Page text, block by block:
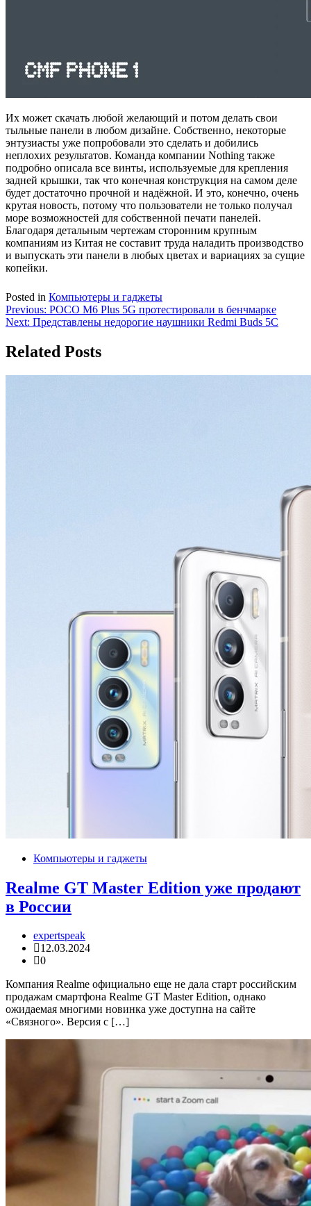
Их может скачать любой желающий и потом делать свои
тыльные панели в любом дизайне. Собственно, некоторые
энтузиасты уже попробовали это сделать и добились
неплохих результатов. Команда компании Nothing также
подробно описала все винты, используемые для крепления
задней крышки, так что конечная конструкция на самом деле
будет достаточно прочной и надёжной. И это, конечно, очень
крутая новость, потому что пользователи не только получал
море возможностей для собственной печати панелей.
Благодаря детальным чертежам сторонним крупным
компаниям из Китая не составит труда наладить производство
и выпускать эти панели в любых цветах и вариациях за сущие
копейки.
Posted in Компьютеры и гаджеты
Навигация
по
записям
Previous: POCO M6 Plus 5G протестировали в бенчмарке
Next: Представлены недорогие наушники Redmi Buds 5C
Related Posts
Компьютеры и гаджеты
Realme GT Master Edition уже продают
в России
expertspeak
12.03.2024
0
Компания Realme официально еще не дала старт российским
продажам смартфона Realme GT Master Edition, однако
ожидаемая многими новинка уже доступна на сайте
«Связного». Версия с […]